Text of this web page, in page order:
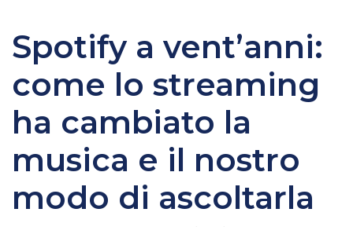
Spotify a vent’anni:
come lo streaming
ha cambiato la
musica e il nostro
modo di ascoltarla